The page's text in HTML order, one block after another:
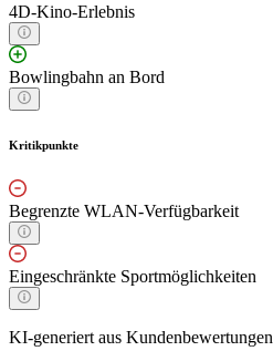
4D-Kino-Erlebnis
Bowlingbahn an Bord
Kritikpunkte
Begrenzte WLAN-Verfügbarkeit
Eingeschränkte Sportmöglichkeiten
KI-generiert aus Kundenbewertungen